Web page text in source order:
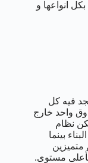
انواعها و
فيه كل
واحد خارج
نظام
بينما
متميزين
بأعلى مستوى.